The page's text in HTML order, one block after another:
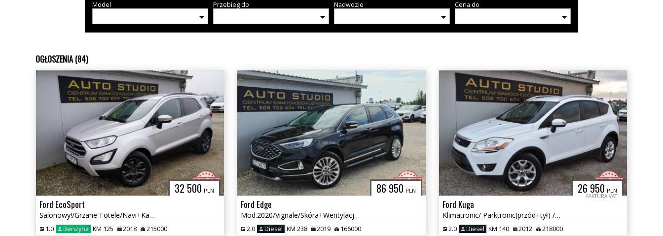
Model Przebieg do Nadwozie Cena do
OGŁOSZENIA (84)
32 500 PLN
Ford EcoSport
Salonowy!/Grzane-Fotele/Navi+Kamera/Klimatronic/Nowy-Rozrząd
1.0 Benzyna KM 125 2018 215000
86 950 PLN
Ford Edge
Mod.2020/Vignale/Skóra+Wentylacja//Asystenty/El.Klapa/Navi+Kamery/FULL
2.0 Diesel KM 238 2019 166000
26 950 PLN
FAKTURA VAT
Ford Kuga
Klimatronic/ Parktronic(przód+tył) /Tempomat /Multifunckia/Alu-Felgi
2.0 Diesel KM 140 2012 218000